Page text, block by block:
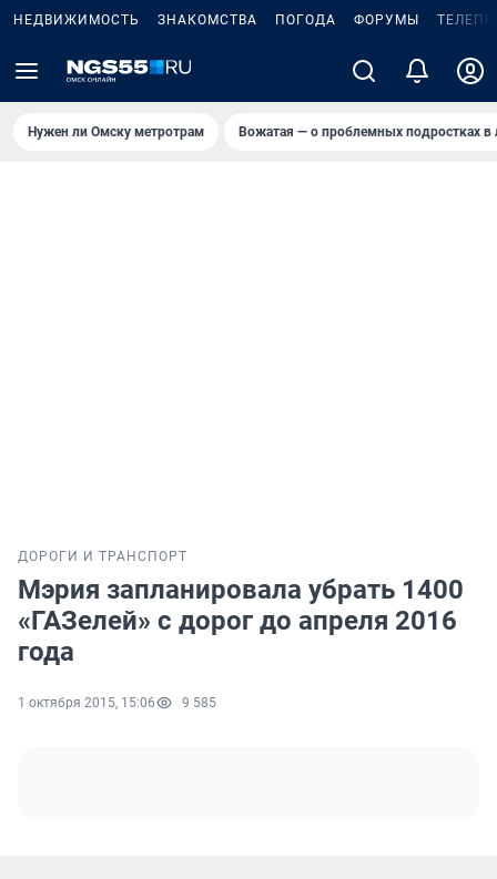
НЕДВИЖИМОСТЬ ЗНАКОМСТВА ПОГОДА ФОРУМЫ
Нужен ли Омску метротрам Вожатая — о проблемных подростках в
ДОРОГИ И ТРАНСПОРТ
Мэрия запланировала убрать 1400
«ГАЗелей» с дорог до апреля 2016
года
1 октября 2015, 15:06 9 585